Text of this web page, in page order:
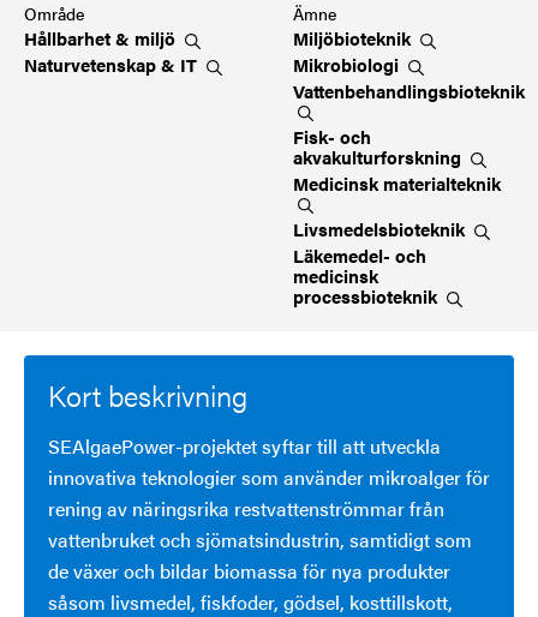
Område
Hållbarhet & miljö
Naturvetenskap & IT
Ämne
Miljöbioteknik
Mikrobiologi
Vattenbehandlingsbioteknik
Fisk- och
akvakulturforskning
Medicinsk materialteknik
Livsmedelsbioteknik
Läkemedel- och
medicinsk
processbioteknik
Kort beskrivning
SEAlgaePower-projektet syftar till att utveckla
innovativa teknologier som använder mikroalger för
rening av näringsrika restvattenströmmar från
vattenbruket och sjömatsindustrin, samtidigt som
de växer och bildar biomassa för nya produkter
såsom livsmedel, fiskfoder, gödsel, kosttillskott,